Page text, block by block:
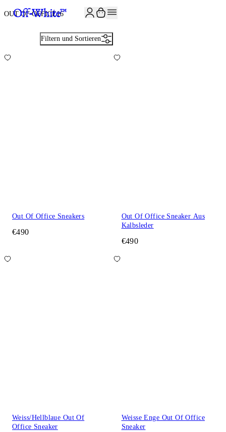
OUT OF OFFICE16
Filtern und Sortieren
Out Of Office Sneakers
€490
Out Of Office Sneaker Aus
Kalbsleder
€490
Weiss/Hellblaue Out Of
Office Sneaker
Weisse Enge Out Of Office
Sneaker